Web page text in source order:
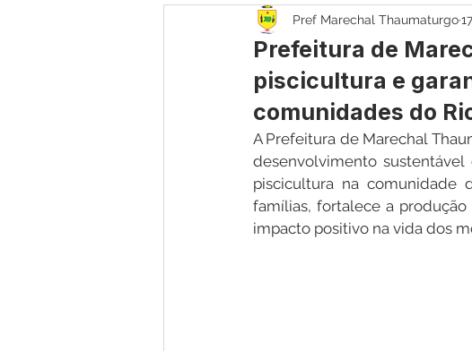
Infra, Obra e Transporte Assistência
Concursos Comunicado
Nota de Pesar Campanhas
Defesa Civil Emenda Parlamentar
Prefeitura de
piscicultura e
comunidades do
Pref Marechal Thaumaturgo
A Prefeitura de Marechal
desenvolvimento
piscicultura na comunidade
famílias, fortalece a
impacto positivo na vida dos